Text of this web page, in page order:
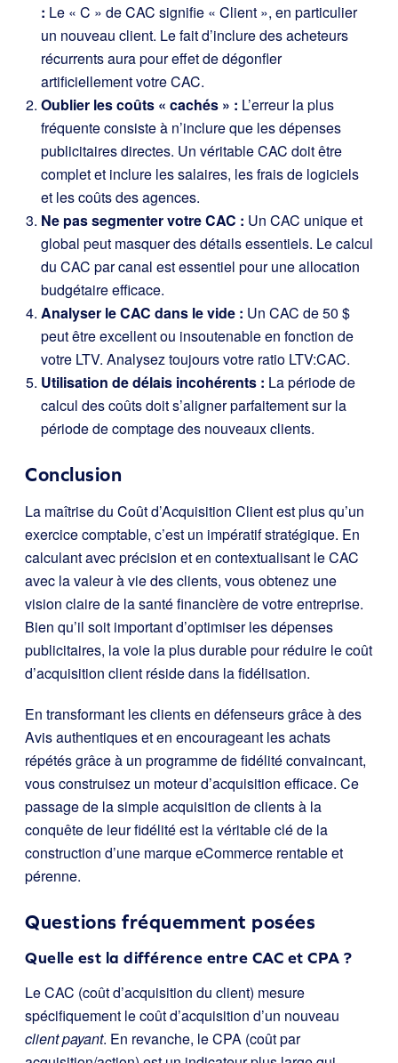
: Le « C » de CAC signifie « Client », en particulier
un nouveau client. Le fait d’inclure des acheteurs
récurrents aura pour effet de dégonfler
artificiellement votre CAC.
Oublier les coûts « cachés » : L’erreur la plus
fréquente consiste à n’inclure que les dépenses
publicitaires directes. Un véritable CAC doit être
complet et inclure les salaires, les frais de logiciels
et les coûts des agences.
Ne pas segmenter votre CAC : Un CAC unique et
global peut masquer des détails essentiels. Le calcul
du CAC par canal est essentiel pour une allocation
budgétaire efficace.
Analyser le CAC dans le vide : Un CAC de 50 $
peut être excellent ou insoutenable en fonction de
votre LTV. Analysez toujours votre ratio LTV:CAC.
Utilisation de délais incohérents : La période de
calcul des coûts doit s’aligner parfaitement sur la
période de comptage des nouveaux clients.
Conclusion
La maîtrise du Coût d’Acquisition Client est plus qu’un
exercice comptable, c’est un impératif stratégique. En
calculant avec précision et en contextualisant le CAC
avec la valeur à vie des clients, vous obtenez une
vision claire de la santé financière de votre entreprise.
Bien qu’il soit important d’optimiser les dépenses
publicitaires, la voie la plus durable pour réduire le coût
d’acquisition client réside dans la fidélisation.
En transformant les clients en défenseurs grâce à des
Avis authentiques et en encourageant les achats
répétés grâce à un programme de fidélité convaincant,
vous construisez un moteur d’acquisition efficace. Ce
passage de la simple acquisition de clients à la
conquête de leur fidélité est la véritable clé de la
construction d’une marque eCommerce rentable et
pérenne.
Questions fréquemment posées
Quelle est la différence entre CAC et CPA ?
Le CAC (coût d’acquisition du client) mesure
spécifiquement le coût d’acquisition d’un nouveau
client payant. En revanche, le CPA (coût par